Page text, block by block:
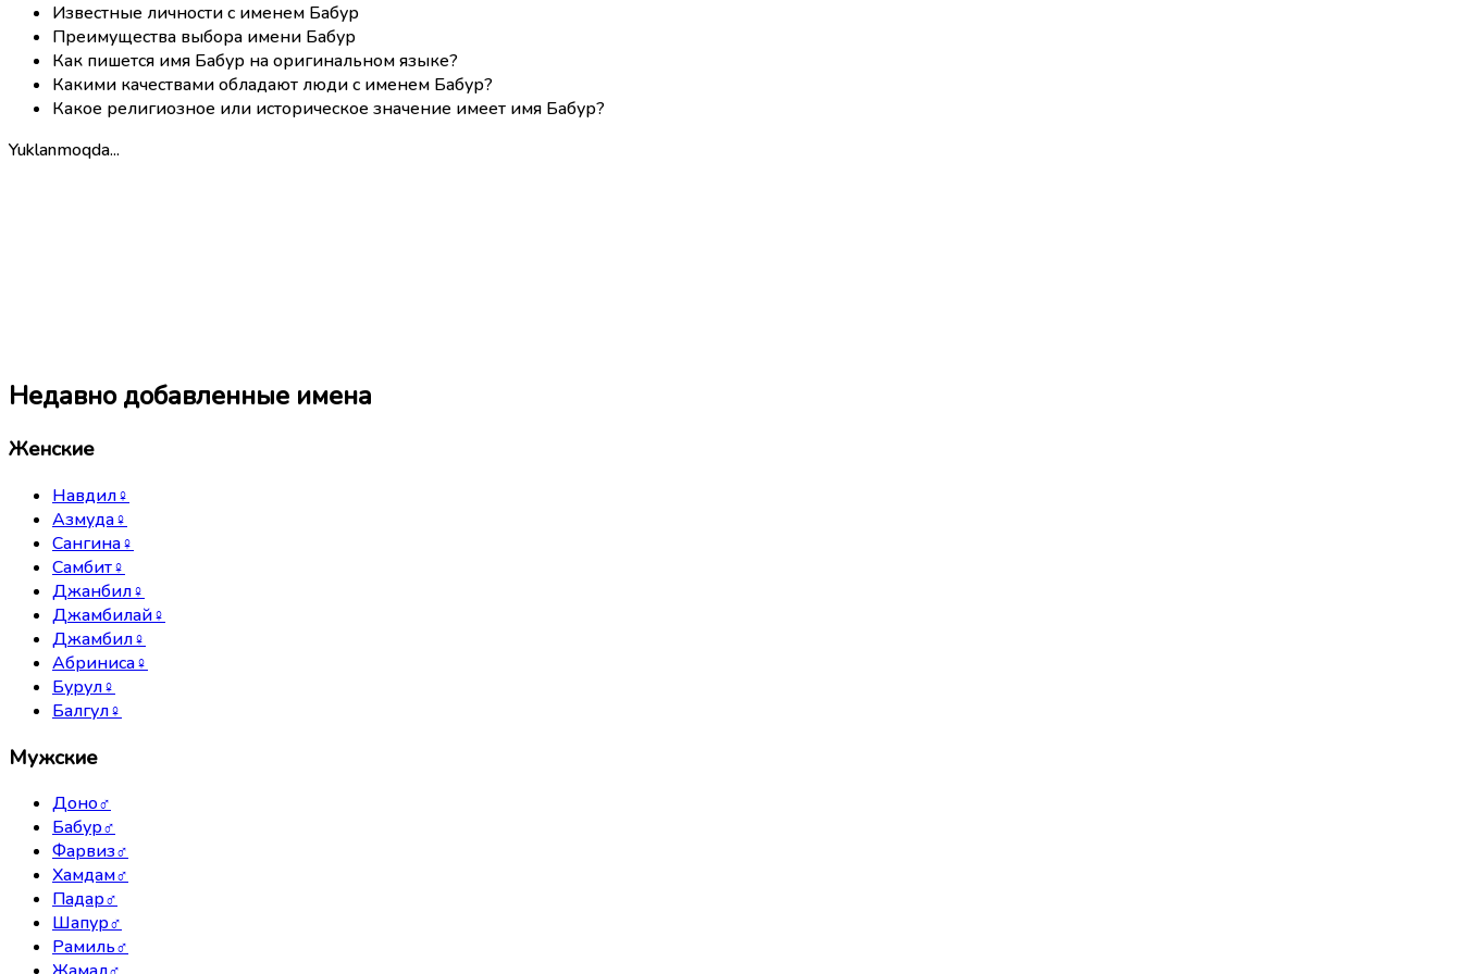
Известные личности с именем Бабур
Преимущества выбора имени Бабур
Как пишется имя Бабур на оригинальном языке?
Какими качествами обладают люди с именем Бабур?
Какое религиозное или историческое значение имеет имя Бабур?
Yuklanmoqda...
Недавно добавленные имена
Женские
Навдил♀
Азмуда♀
Сангина♀
Самбит♀
Джанбил♀
Джамбилай♀
Джамбил♀
Абриниса♀
Бурул♀
Балгул♀
Мужские
Доно♂
Бабур♂
Фарвиз♂
Хамдам♂
Падар♂
Шапур♂
Рамиль♂